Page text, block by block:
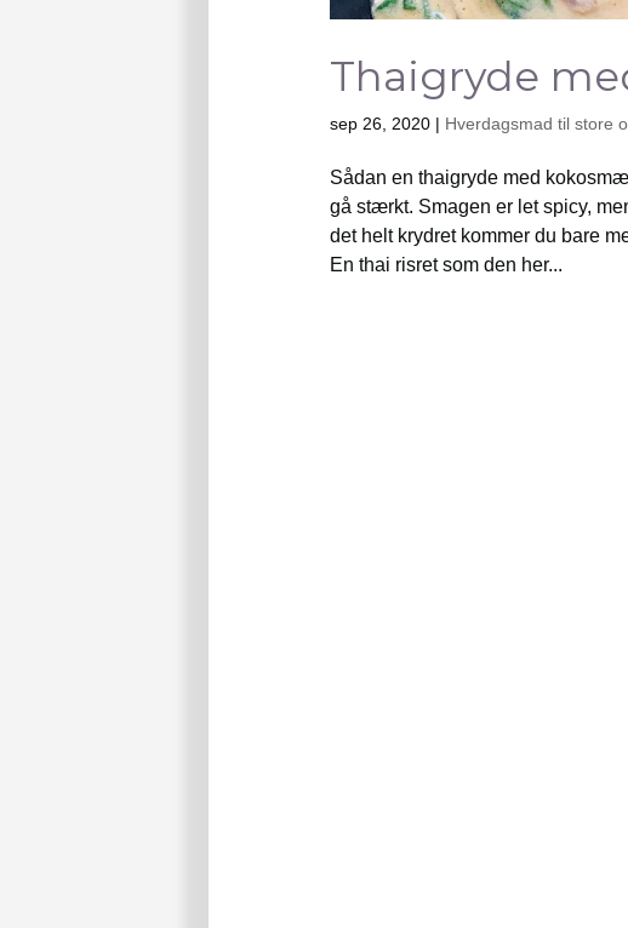
Thaigryde
sep 26, 2020 | Hverdagsmad til store
Sådan en thaigryde med
gå stærkt. Smagen er let spicy,
det helt krydret kommer du bare
En thai risret som den her...